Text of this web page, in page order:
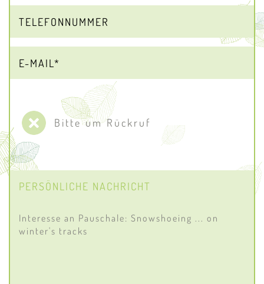
Bitte um Rückruf
PERSÖNLICHE NACHRICHT